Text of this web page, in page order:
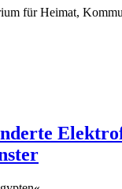
für Heimat,